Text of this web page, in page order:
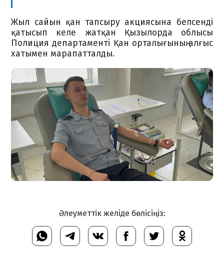
Әлеуметтік желіде бөлісіңіз:
Жыл сайын қан тапсыру акциясына белсенді
қатысып келе жатқан Қызылорда облысы
Полиция департаменті Қан орталығының алғыс
хатымен марапатталды.